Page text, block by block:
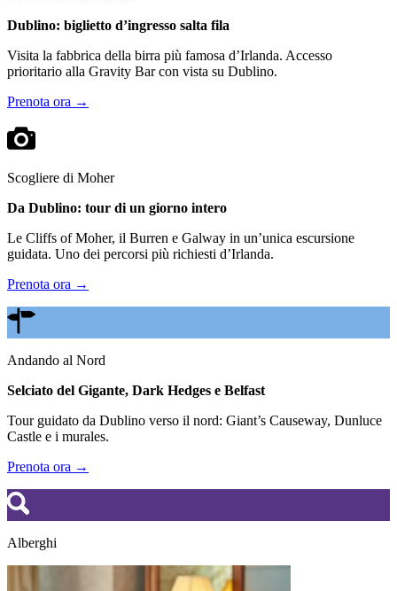
Dublino: biglietto d’ingresso salta fila
Visita la fabbrica della birra più famosa d’Irlanda. Accesso
prioritario alla Gravity Bar con vista su Dublino.
Prenota ora →
Scogliere di Moher
Da Dublino: tour di un giorno intero
Le Cliffs of Moher, il Burren e Galway in un’unica escursione
guidata. Uno dei percorsi più richiesti d’Irlanda.
Prenota ora →
Andando al Nord
Selciato del Gigante, Dark Hedges e Belfast
Tour guidato da Dublino verso il nord: Giant’s Causeway, Dunluce
Castle e i murales.
Prenota ora →
Alberghi